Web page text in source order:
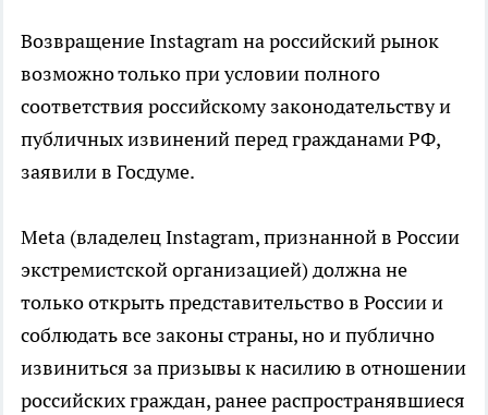
Возвращение Instagram на российский рынок
возможно только при условии полного
соответствия российскому законодательству и
публичных извинений перед гражданами РФ,
заявили в Госдуме.
Meta (владелец Instagram, признанной в России
экстремистской организацией) должна не
только открыть представительство в России и
соблюдать все законы страны, но и публично
извиниться за призывы к насилию в отношении
российских граждан, ранее распространявшиеся